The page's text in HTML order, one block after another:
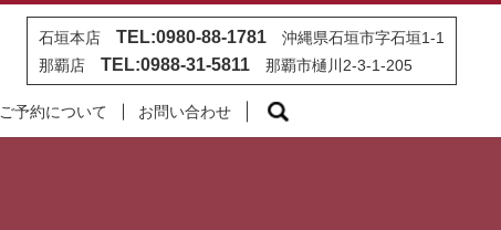
石垣本店 TEL:0980-88-1781沖縄県石垣市字石垣1-1
那覇店 TEL:0988-31-5811那覇市樋川2-3-1-205
ご予約について お問い合わせ